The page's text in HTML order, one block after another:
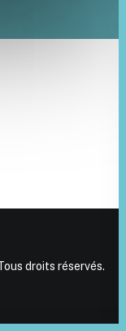
droits réservés.